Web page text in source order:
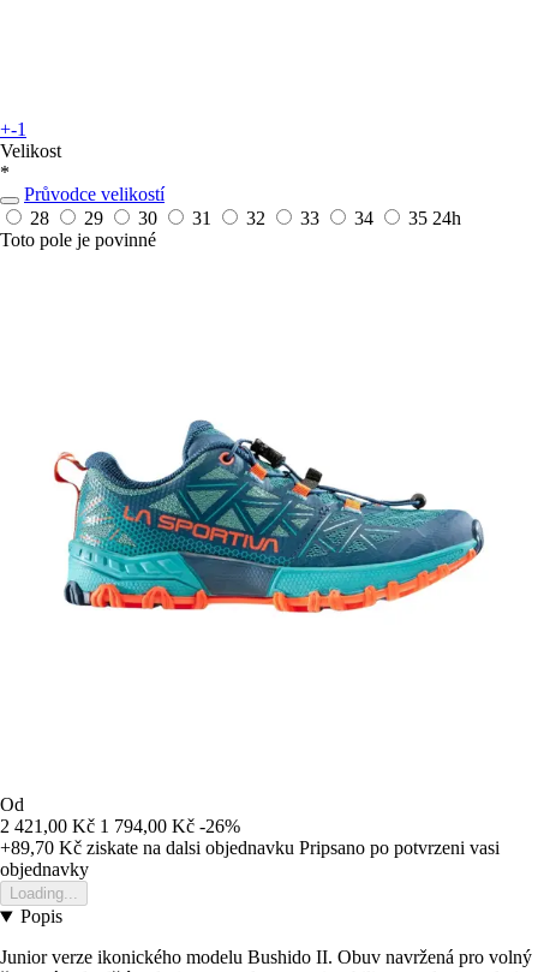
+-1
Velikost
*
Průvodce velikostí
28
29 30 31 32 33 34 35 24h
Toto pole je povinné
Od
2 421,00 Kč 1 794,00 Kč -26%
+89,70 Kč ziskate na dalsi objednavku Pripsano po potvrzeni vasi
objednavky
Loading...
Popis
Junior verze ikonického modelu Bushido II. Obuv navržená pro volný